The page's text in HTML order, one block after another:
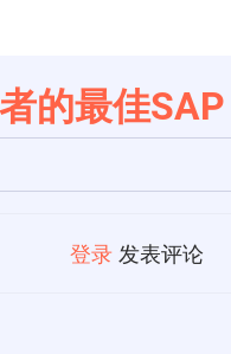
的最佳
登录 发表评论